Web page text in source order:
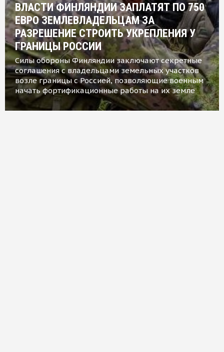
ВЛАСТИ ФИНЛЯНДИИ ЗАПЛАТЯТ ПО 750
ЕВРО ЗЕМЛЕВЛАДЕЛЬЦАМ ЗА
РАЗРЕШЕНИЕ СТРОИТЬ УКРЕПЛЕНИЯ У
ГРАНИЦЫ РОССИИ
Силы обороны Финляндии заключают секретные
соглашения с владельцами земельных участков
возле границы с Россией, позволяющие военным
начать фортификационные работы на их земле